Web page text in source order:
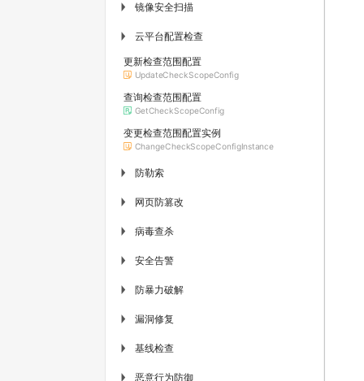
▶ 镜像安全扫描
▶ 云平台配置检查
更新检查范围配置
UpdateCheckScopeConfig
查询检查范围配置
GetCheckScopeConfig
变更检查范围配置实例
ChangeCheckScopeConfigInstance
▶ 防勒索
▶ 网页防篡改
▶ 病毒查杀
▶ 安全告警
▶ 防暴力破解
▶ 漏洞修复
▶ 基线检查
▶ 恶意行为防御